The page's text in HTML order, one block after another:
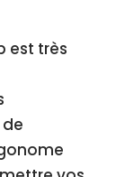
est très